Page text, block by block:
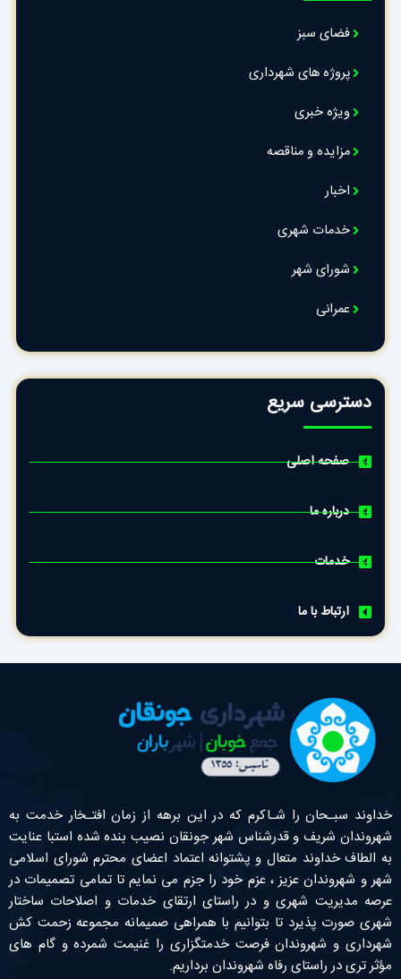
فضای سبز
پروژه های شهرداری
ویژه خبری
مزایده و مناقصه
اخبار
خدمات شهری
شورای شهر
عمرانی
دسترسی سریع
صفحه اصلی
درباره ما
خدمات
ارتباط با ما
خداوند سبـحان را شـاکرم که در این برهه از زمان افتـخار خدمت به
شهروندان شریف و قدرشناس شهر جونقان نصیب بنده شده استبا عنایت
به الطاف خداوند متعال و پشتوانه اعتماد اعضای محترم شورای اسلامی
شهر و شهروندان عزیز ، عزم خود را جزم می نمایم تا تمامی تصمیمات در
عرصه مدیریت شهری و در راستای ارتقای خدمات و اصلاحات ساختار
شهری صورت پذیرد تا بتوانیم با همراهی صمیمانه مجموعه زحمت کش
شهرداری و شهروندان فرصت خدمتگزاری را غنیمت شمرده و گام های
مؤثر تری در راستای رفاه شهروندان برداریم.